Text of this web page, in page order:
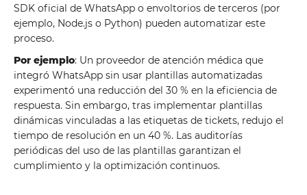
SDK oficial de WhatsApp o envoltorios de terceros (por
ejemplo, Node.js o Python) pueden automatizar este
proceso.
Por ejemplo: Un proveedor de atención médica que
integró WhatsApp sin usar plantillas automatizadas
experimentó una reducción del 30 % en la eficiencia de
respuesta. Sin embargo, tras implementar plantillas
dinámicas vinculadas a las etiquetas de tickets, redujo el
tiempo de resolución en un 40 %. Las auditorías
periódicas del uso de las plantillas garantizan el
cumplimiento y la optimización continuos.